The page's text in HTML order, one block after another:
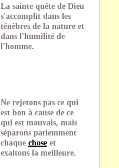
La sainte quête de Dieu
s'accomplit dans les
ténèbres de la nature et
dans l'humilité de
l'homme.
Ne rejetons pas ce qui
est bon à cause de ce
qui est mauvais, mais
séparons patiemment
chaque choseet
exaltons la meilleure.